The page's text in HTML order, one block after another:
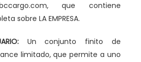
que contiene
sobre LA EMPRESA.
Un conjunto finito de
limitado, que permite a uno